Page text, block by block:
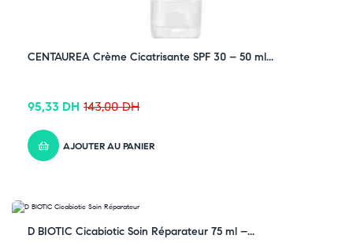
CENTAUREA Crème Cicatrisante SPF 30 – 50 ml...
143,00DH
95,33 DH
AJOUTER AU PANIER
D BIOTIC Cicabiotic Soin Réparateur 75 ml –...